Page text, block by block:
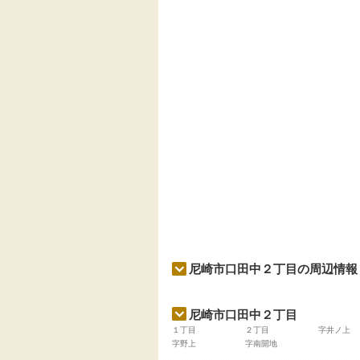
尼崎市口田中２丁目の周辺情報
尼崎市口田中２丁目
１丁目 ２丁目 字井ノ上
字野上
字南開地